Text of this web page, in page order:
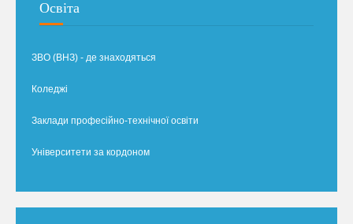
Освіта
ЗВО (ВНЗ) - де знаходяться
Коледжі
Заклади професійно-технічної освіти
Університети за кордоном